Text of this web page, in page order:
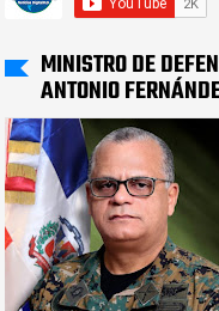
MINISTRO DE
ANTONIO